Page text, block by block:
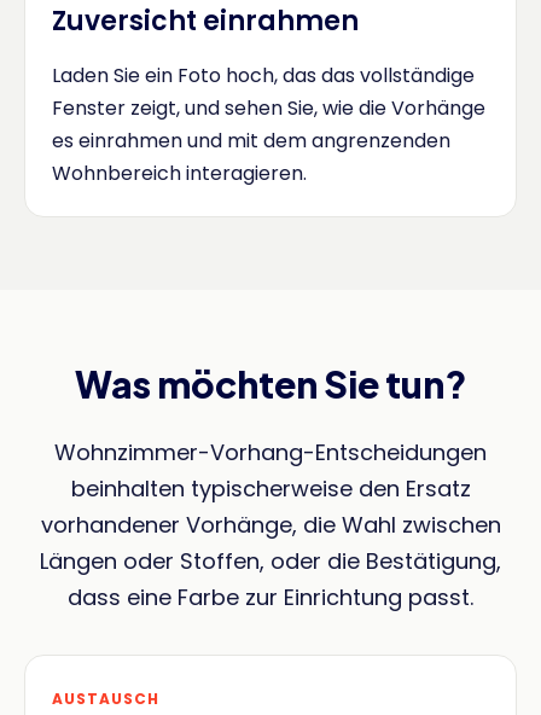
Zuversicht einrahmen
Laden Sie ein Foto hoch, das das vollständige
Fenster zeigt, und sehen Sie, wie die Vorhänge
es einrahmen und mit dem angrenzenden
Wohnbereich interagieren.
Was möchten Sie tun?
Wohnzimmer-Vorhang-Entscheidungen
beinhalten typischerweise den Ersatz
vorhandener Vorhänge, die Wahl zwischen
Längen oder Stoffen, oder die Bestätigung,
dass eine Farbe zur Einrichtung passt.
AUSTAUSCH